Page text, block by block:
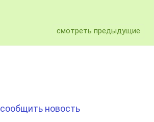
смотреть предыдущие
сообщить новость